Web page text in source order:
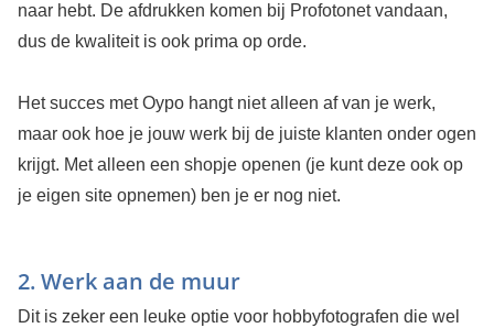
naar hebt. De afdrukken komen bij Profotonet vandaan,
dus de kwaliteit is ook prima op orde.
Het succes met Oypo hangt niet alleen af van je werk,
maar ook hoe je jouw werk bij de juiste klanten onder ogen
krijgt. Met alleen een shopje openen (je kunt deze ook op
je eigen site opnemen) ben je er nog niet.
2. Werk aan de muur
Dit is zeker een leuke optie voor hobbyfotografen die wel